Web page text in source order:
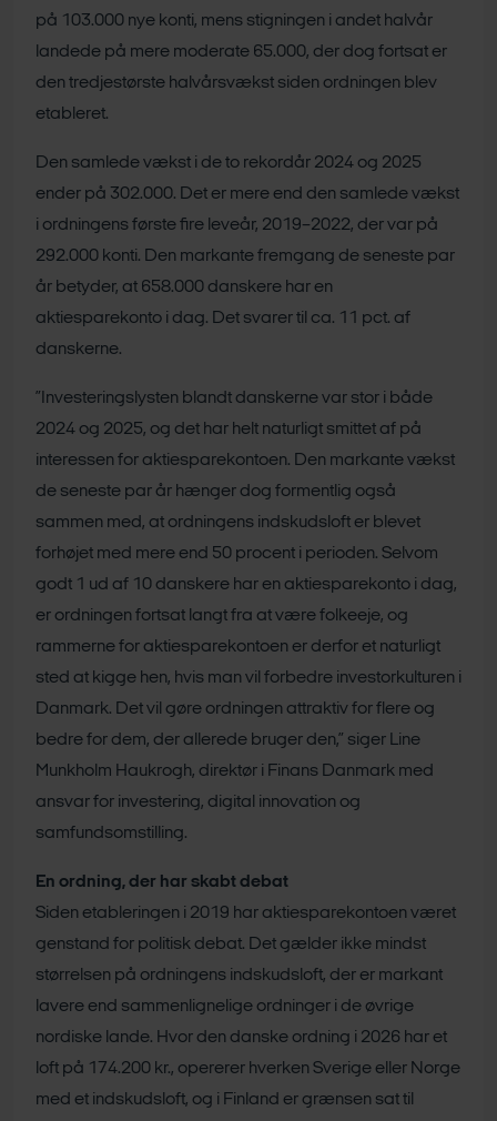
på 103.000 nye konti, mens stigningen i andet halvår
landede på mere moderate 65.000, der dog fortsat er
den tredjestørste halvårsvækst siden ordningen blev
etableret.
Den samlede vækst i de to rekordår 2024 og 2025
ender på 302.000. Det er mere end den samlede vækst
i ordningens første fire leveår, 2019–2022, der var på
292.000 konti. Den markante fremgang de seneste par
år betyder, at 658.000 danskere har en
aktiesparekonto i dag. Det svarer til ca. 11 pct. af
danskerne.
”Investeringslysten blandt danskerne var stor i både
2024 og 2025, og det har helt naturligt smittet af på
interessen for aktiesparekontoen. Den markante vækst
de seneste par år hænger dog formentlig også
sammen med, at ordningens indskudsloft er blevet
forhøjet med mere end 50 procent i perioden. Selvom
godt 1 ud af 10 danskere har en aktiesparekonto i dag,
er ordningen fortsat langt fra at være folkeeje, og
rammerne for aktiesparekontoen er derfor et naturligt
sted at kigge hen, hvis man vil forbedre investorkulturen i
Danmark. Det vil gøre ordningen attraktiv for flere og
bedre for dem, der allerede bruger den,” siger Line
Munkholm Haukrogh, direktør i Finans Danmark med
ansvar for investering, digital innovation og
samfundsomstilling.
En ordning, der har skabt debat
Siden etableringen i 2019 har aktiesparekontoen været
genstand for politisk debat. Det gælder ikke mindst
størrelsen på ordningens indskudsloft, der er markant
lavere end sammenlignelige ordninger i de øvrige
nordiske lande. Hvor den danske ordning i 2026 har et
loft på 174.200 kr., opererer hverken Sverige eller Norge
med et indskudsloft, og i Finland er grænsen sat til